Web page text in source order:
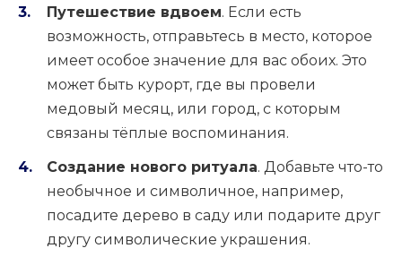
Путешествие вдвоем. Если есть
возможность, отправьтесь в место, которое
имеет особое значение для вас обоих. Это
может быть курорт, где вы провели
медовый месяц, или город, с которым
связаны тёплые воспоминания.
Создание нового ритуала. Добавьте что-то
необычное и символичное, например,
посадите дерево в саду или подарите друг
другу символические украшения.